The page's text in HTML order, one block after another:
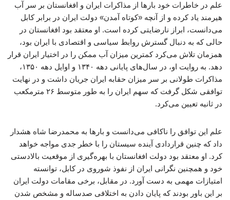
علم در خاطرات خود بارها از مذاکرات ایران و افغانستان بر سر آب
هیرمند یاد کرده و از آنچه «کوتاه آمدن» دولت ایران در برابر کابل
می‌دانست، ابراز نارضایتی کرده است. او معتقد بود افغانستان در
حالی که به دنبال گسترش روابط سیاسی و اقتصادی با ایران بود،
همزمان تلاش می‌کرد کمترین میزان آب ممکن را در اختیار ایران قرار
دهد. به روایت او، در سال‌های پایانی دهه ۱۳۴۰ و اوایل دهه ۱۳۵۰،
مذاکرات طولانی بر سر میزان حقابه ایران جریان داشت و در نهایت
توافقی شکل گرفت که سهم ایران را به طور متوسط ۲۶ مترمکعب
در ثانیه تعیین می‌کرد.
علم این توافق را ناکافی می‌دانست و بارها به محمدرضا شاه هشدار
داد که چنین قراردادی آینده سیستان را با خطر جدی مواجه خواهد
کرد. او معتقد بود دولت افغانستان با بهره‌گیری از موقعیت بالادستی
خود و همچنین نگرانی ایران از نفوذ شوروی در کابل، توانسته
امتیازات مهمی به دست آورد. در مقابل، برخی مقامات دولت ایران
بر این باور بودند که پایان دادن به اختلافی صدساله و مشخص شدن